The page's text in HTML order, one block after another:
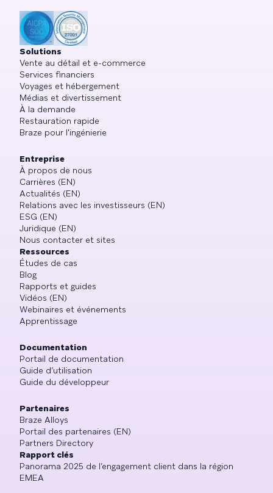
Solutions
Vente au détail et e-commerce
Services financiers
Voyages et hébergement
Médias et divertissement
À la demande
Restauration rapide
Braze pour l'ingénierie
Entreprise
À propos de nous
Carrières (EN)
Actualités (EN)
Relations avec les investisseurs (EN)
ESG (EN)
Juridique (EN)
Nous contacter et sites
Ressources
Études de cas
Blog
Rapports et guides
Vidéos (EN)
Webinaires et événements
Apprentissage
Documentation
Portail de documentation
Guide d’utilisation
Guide du développeur
Partenaires
Braze Alloys
Portail des partenaires (EN)
Partners Directory
Rapport clés
Panorama 2025 de l’engagement client dans la région
EMEA